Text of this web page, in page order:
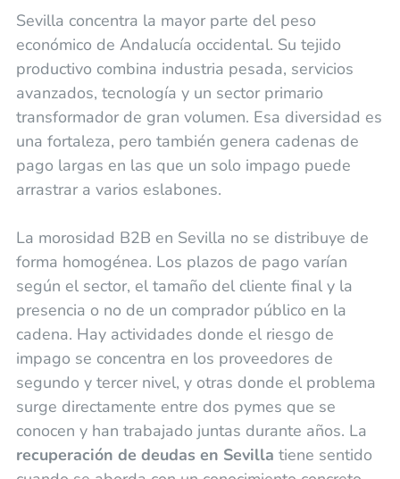
Sevilla concentra la mayor parte del peso
económico de Andalucía occidental. Su tejido
productivo combina industria pesada, servicios
avanzados, tecnología y un sector primario
transformador de gran volumen. Esa diversidad es
una fortaleza, pero también genera cadenas de
pago largas en las que un solo impago puede
arrastrar a varios eslabones.
La morosidad B2B en Sevilla no se distribuye de
forma homogénea. Los plazos de pago varían
según el sector, el tamaño del cliente final y la
presencia o no de un comprador público en la
cadena. Hay actividades donde el riesgo de
impago se concentra en los proveedores de
segundo y tercer nivel, y otras donde el problema
surge directamente entre dos pymes que se
conocen y han trabajado juntas durante años. La
recuperación de deudas en Sevilla tiene sentido